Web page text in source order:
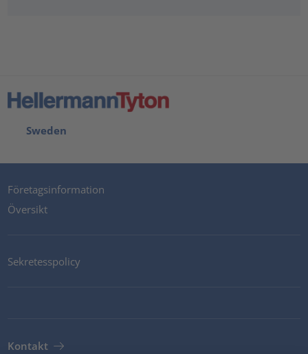
Sweden
Företagsinformation
Översikt
Sekretesspolicy
Kontakt